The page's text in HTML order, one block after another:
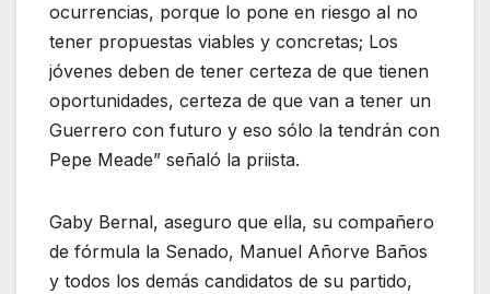
ocurrencias, porque lo pone en riesgo al no
tener propuestas viables y concretas; Los
jóvenes deben de tener certeza de que tienen
oportunidades, certeza de que van a tener un
Guerrero con futuro y eso sólo la tendrán con
Pepe Meade” señaló la priista.
Gaby Bernal, aseguro que ella, su compañero
de fórmula la Senado, Manuel Añorve Baños
y todos los demás candidatos de su partido,